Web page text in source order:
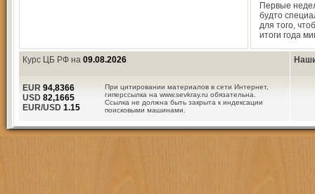
Первые
будто
для того,
итоги года
Курс ЦБ РФ на 09.08.2026
При цитировании материалов в сети Интернет,
гиперссылка на www.sevkray.ru обязательна.
Ссылка не должна быть закрыта к индексации
поисковыми машинами.
EUR 94,8366
USD 82,1665
EUR/USD 1.15